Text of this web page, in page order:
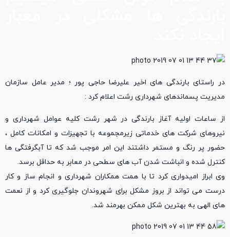
در راستای بارندگی های اخیر علیرضا حاجی پور ؛ مدیر عامل سازمان
مدیریت پسماندهای شهرداری رشت اعلام کرد :
از ساعات اولیه آغاز بارندگی در شهر رشت کلیه عوامل شهرداری و
نیروهای شرکت های خدماتی زیرمجموعه با تجهیزات و امکانات کامل ،
حضور پر رنگ و مستمر داشتند این امر موجب شد که تا آبگرفتگی ها
کنترل شده و انباشت شدن آب های سطحی در معابر به حداقل برسد.
وی ابراز امیدواری کرد تا با همت همکاران شهرداری و انجام ساز و کار
درست می تواند از بروز مشکل برای شهروندان جلوگیری کرد و از نعمت
های الهی به بهترین شکل ممکن بهرمند شد.